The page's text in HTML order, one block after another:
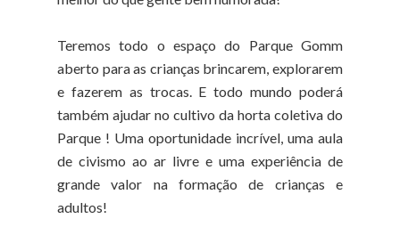
Teremos todo o espaço do Parque Gomm
aberto para as crianças brincarem, explorarem
e fazerem as trocas. E todo mundo poderá
também ajudar no cultivo da horta coletiva do
Parque ! Uma oportunidade incrível, uma aula
de civismo ao ar livre e uma experiência de
grande valor na formação de crianças e
adultos!